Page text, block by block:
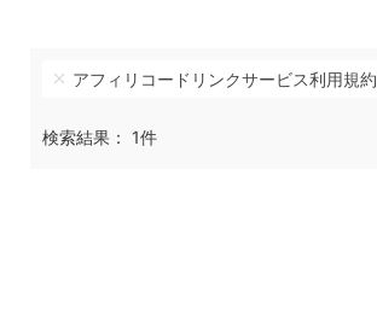
アフィリコードリンクサービス利用規約
検索結果： 1件